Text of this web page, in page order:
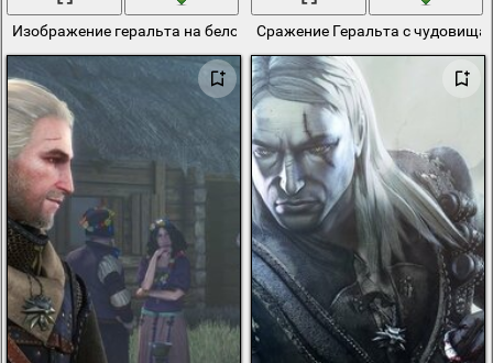
Изображение геральта на белом фоне из ведьмака 3
Сражение Геральта с